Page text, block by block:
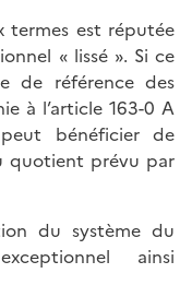
termes est réputée
« lissé ». Si ce
de référence des
à l’article 163-0 A
bénéficier de
quotient prévu par
du système du
ainsi